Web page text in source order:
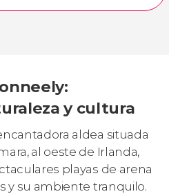
y cultura
aldea situada
al oeste de Irlanda,
playas de arena
y su ambiente tranquilo.